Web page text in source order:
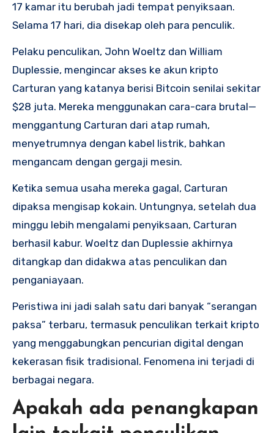
17 kamar itu berubah jadi tempat penyiksaan.
Selama 17 hari, dia disekap oleh para penculik.
Pelaku penculikan, John Woeltz dan William
Duplessie, mengincar akses ke akun kripto
Carturan yang katanya berisi Bitcoin senilai sekitar
$28 juta. Mereka menggunakan cara-cara brutal—
menggantung Carturan dari atap rumah,
menyetrumnya dengan kabel listrik, bahkan
mengancam dengan gergaji mesin.
Ketika semua usaha mereka gagal, Carturan
dipaksa mengisap kokain. Untungnya, setelah dua
minggu lebih mengalami penyiksaan, Carturan
berhasil kabur. Woeltz dan Duplessie akhirnya
ditangkap dan didakwa atas penculikan dan
penganiayaan.
Peristiwa ini jadi salah satu dari banyak “serangan
paksa” terbaru, termasuk penculikan terkait kripto
yang menggabungkan pencurian digital dengan
kekerasan fisik tradisional. Fenomena ini terjadi di
berbagai negara.
Apakah ada penangkapan